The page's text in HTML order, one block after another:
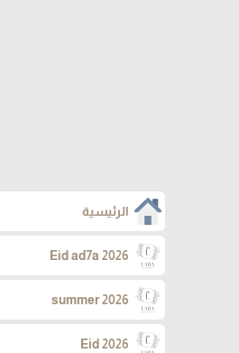
الرئيسية
Eid ad7a 2026
summer 2026
Eid 2026